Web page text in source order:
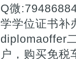
Q微
学学位证书补
diplomaoffer
户，购买免